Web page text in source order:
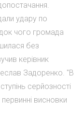
удару по
чого громада
без
керівник
Задоренко. "В
серйозності
висновки